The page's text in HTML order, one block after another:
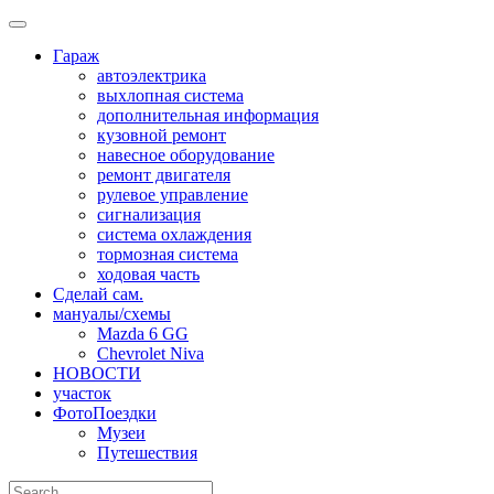
Skip
contentГараж
автоэлектрика
выхлопная система
дополнительная информация
кузовной ремонт
навесное оборудование
ремонт двигателя
рулевое управление
сигнализация
система охлаждения
тормозная система
ходовая часть
Сделай сам.
мануалы/схемы
Mazda 6 GG
Chevrolet Niva
НОВОСТИ
участок
ФотоПоездки
Музеи
Путешествия
Search